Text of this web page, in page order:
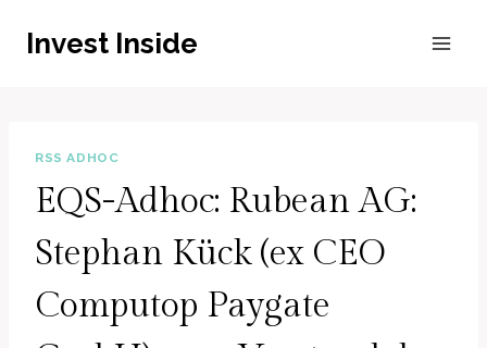
InhaltInvest Inside
RSS ADHOC
EQS-Adhoc: Rubean AG:
Stephan Kück (ex CEO
Computop Paygate